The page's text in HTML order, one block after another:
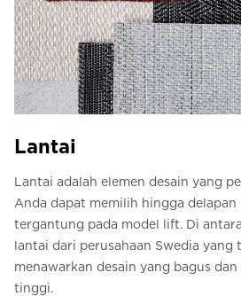
Lantai
Lantai adalah elemen desain yang
Anda dapat memilih hingga delapan
tergantung pada model lift. Di
lantai dari perusahaan Swedia yang
menawarkan desain yang bagus
tinggi.